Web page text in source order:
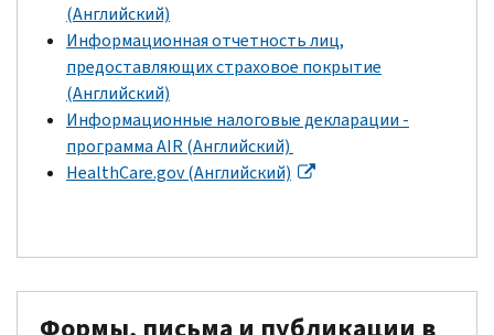
(Английский)
Информационная отчетность лиц,
предоставляющих страховое покрытие
(Английский)
Информационные налоговые декларации -
программаAIR(Английский)
HealthCare.gov(Английский)
Формы, письма и публикации в